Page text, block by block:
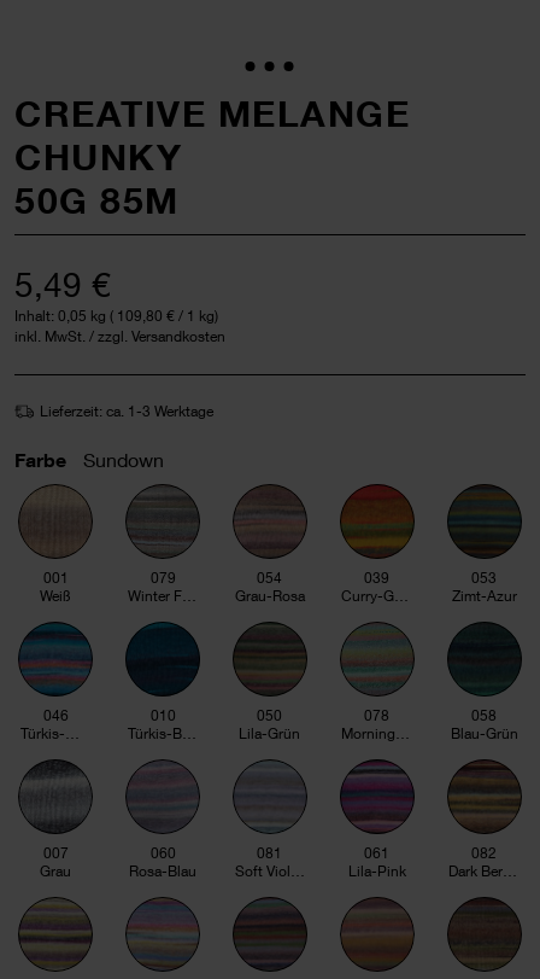
CREATIVE MELANGE
CHUNKY
50G 85M
5,49 €
Inhalt: 0,05 kg ( 109,80 € / 1 kg)
inkl. MwSt. / zzgl. Versandkosten
Lieferzeit: ca. 1-3 Werktage
Farbe Sundown
001
Weiß
079
Winter Forest
054
Grau-Rosa
039
053
Zimt-Azur
046
010
Türkis-Blau
050
Lila-Grün
078
058
Blau-Grün
007
Grau
060
Rosa-Blau
081
061
Lila-Pink
082